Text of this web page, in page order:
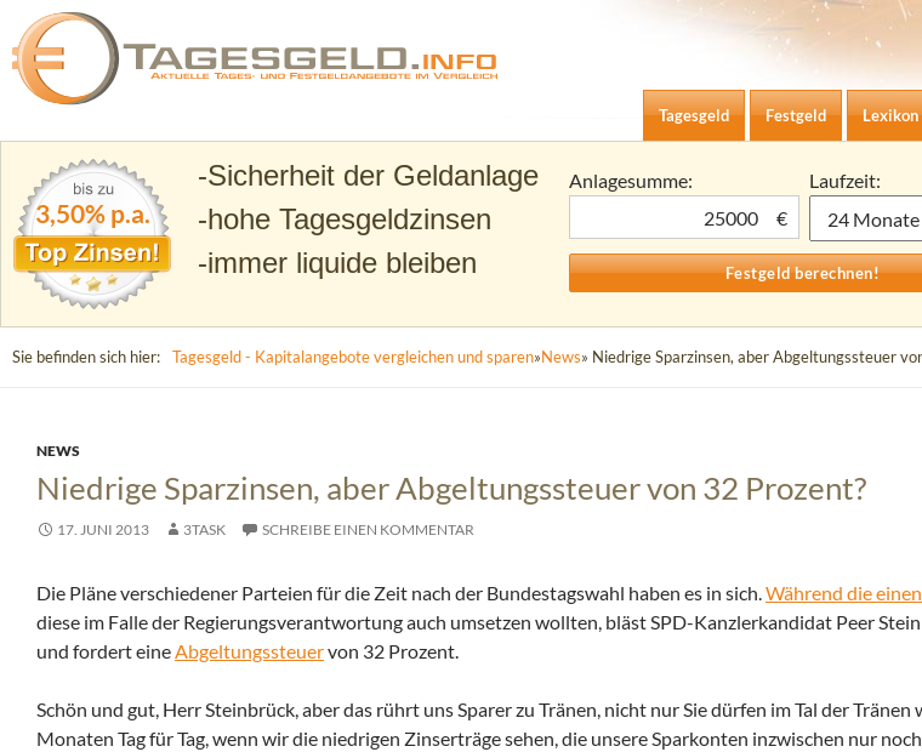
Tagesgeld.info – Tagesgeldkonten vergleichen und Tagesgeld-Zinsen berechnen
Zum Inhalt springen
Tagesgeld
Festgeld Lexikon
3,50% p.a.
Sicherheit der Geldanlage
hohe Tagesgeldzinsen
immer liquide bleiben
Anlagesumme:
€
Laufzeit:
Sie befinden sich hier: Tagesgeld - Kapitalangebote vergleichen und sparen»News» Niedrige Sparzinsen, aber Abgeltungssteuer
NEWS
Niedrige Sparzinsen, aber Abgeltungssteuer von 32 Prozent?
17. JUNI 2013 3TASK SCHREIBE EINEN KOMMENTAR
Die Pläne verschiedener Parteien für die Zeit nach der Bundestagswahl haben es in sich.Während die
diese im Falle der Regierungsverantwortung auch umsetzen wollten, bläst SPD-Kanzlerkandidat Peer
und fordert eineAbgeltungssteuervon 32 Prozent.
Schön und gut, Herr Steinbrück, aber das rührt uns Sparer zu Tränen, nicht nur Sie dürfen im Tal der Tränen
Monaten Tag für Tag, wenn wir die niedrigen Zinserträge sehen, die unsere Sparkonten inzwischen nur